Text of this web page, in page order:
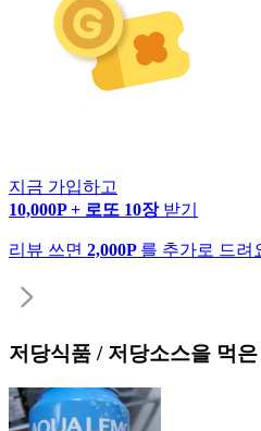
지금 가입하고
10,000P + 로또 10장 받기
리뷰 쓰면 2,000P 를 추가로 드려
저당식품 / 저당소스을 먹